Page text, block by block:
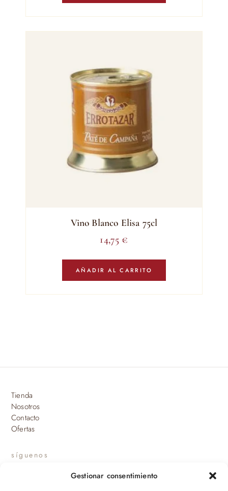
Gestionar consentimiento
Vino Blanco Elisa 75cl
14,75 €
AÑADIR AL CARRITO
Tienda
Nosotros
Contacto
Ofertas
síguenos